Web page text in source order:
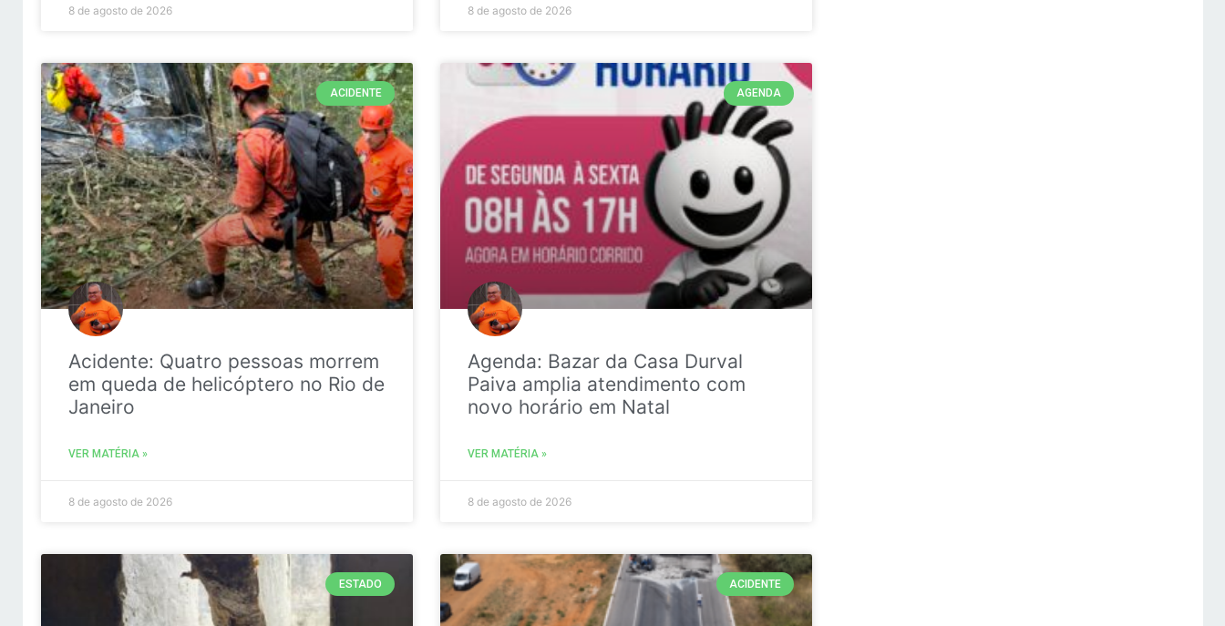
8 de agosto de 2026 8 de agosto de 2026
ACIDENTE
Acidente: Quatro pessoas morrem
em queda de helicóptero no Rio de
Janeiro
VER MATÉRIA »
8 de agosto de 2026
AGENDA
Agenda: Bazar da Casa Durval
Paiva amplia atendimento com
novo horário em Natal
VER MATÉRIA »
8 de agosto de 2026
ESTADO ACIDENTE